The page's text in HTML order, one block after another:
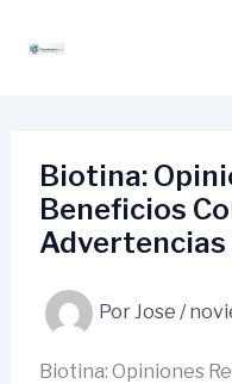
Biotina:
Beneficios
Advertencias
PorJose /
Biotina: Opiniones